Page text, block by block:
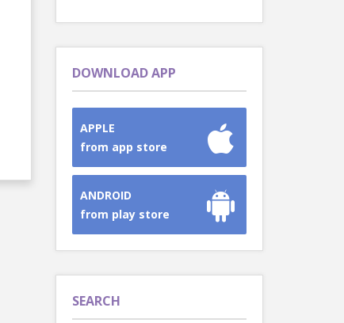
DOWNLOAD APP
APPLE
from app store
ANDROID
from play store
SEARCH